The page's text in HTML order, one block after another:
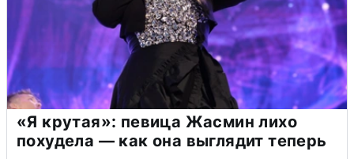
«Я крутая»: певица Жасмин лихо
похудела — как она выглядит теперь